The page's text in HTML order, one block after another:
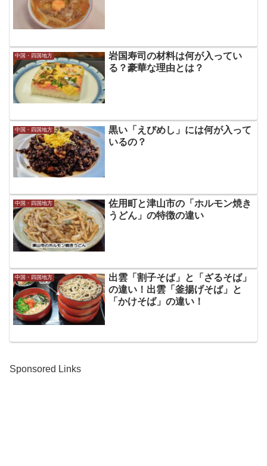
中国・四国地方
岩国寿司の材料は何が入ってい
る？豪華な理由とは？
中国・四国地方
黒い「えびめし」には何が入って
いるの？
中国・四国地方
佐用町と津山市の「ホルモン焼き
うどん」の特徴の違い
中国・四国地方
出雲「割子そば」と「ざるそば」
の違い！出雲「釜揚げそば」と
「かけそば」の違い！
Sponsored Links